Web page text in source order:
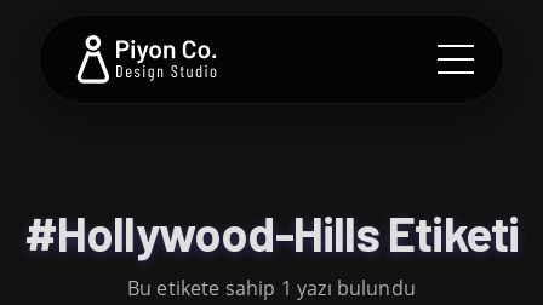
#Hollywood-Hills Etiketi
Bu etikete sahip 1 yazı bulundu